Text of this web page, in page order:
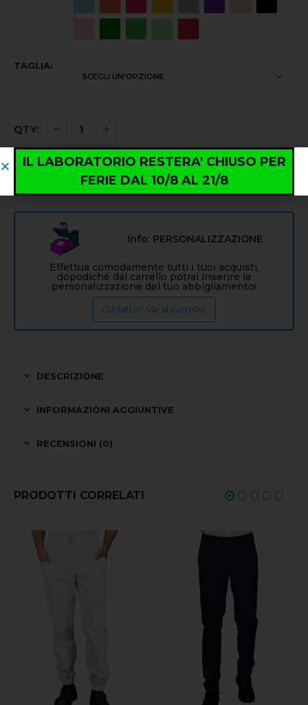
TAGLIA
AGGIUNGI AL CARRELLO
Info: PERSONALIZZAZIONE
Effettua comodamente tutti i tuoi acquisti,
dopodiché dal carrello potrai inserire la
personalizzazione del tuo abbigliamento!
Già fatto? Vai al carrello!
DESCRIZIONE
INFORMAZIONI AGGIUNTIVE
RECENSIONI (0)
PRODOTTI CORRELATI
IL LABORATORIO RESTERA' CHIUSO PER
FERIE DAL 10/8 AL 21/8